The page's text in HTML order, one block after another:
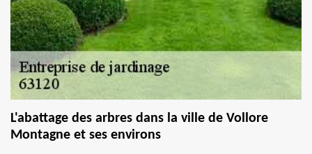
L'abattage des arbres dans la ville de Vollore
Montagne et ses environs